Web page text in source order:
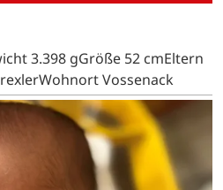
3.398 gGröße 52 cmEltern
Vossenack